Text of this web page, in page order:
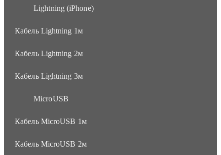
Lightning (iPhone)
Кабель Lightning 1м
Кабель Lightning 2м
Кабель Lightning 3м
MicroUSB
Кабель MicroUSB 1м
Кабель MicroUSB 2м